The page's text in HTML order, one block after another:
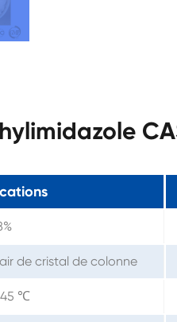
de cristal de colonne
℃